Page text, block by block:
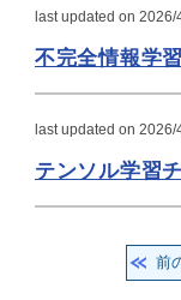
last updated on 2026/
不完全情報学
last updated on 2026/
テンソル学習
前